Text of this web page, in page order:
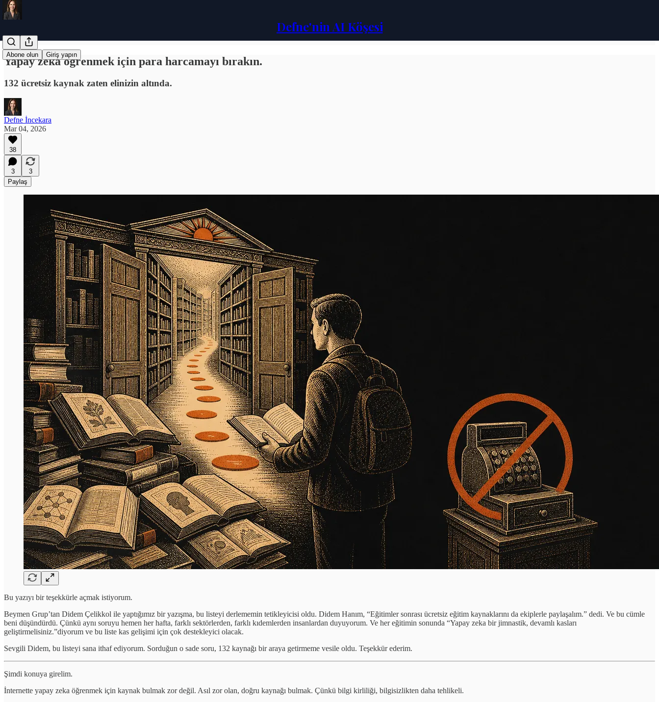
Defne'nin AI Köşesi
Abone olun Giriş yapın
Yapay zeka öğrenmek için para harcamayı bırakın.
132 ücretsiz kaynak zaten elinizin altında.
Defne İncekara
Mar 04, 2026
38
3
3
Paylaş
Bu yazıyı bir teşekkürle açmak istiyorum.
Beymen Grup’tan Didem Çelikkol ile yaptığımız bir yazışma, bu listeyi derlememin tetikleyicisi oldu. Didem Hanım, “Eğitimler sonrası ücretsiz eğitim kaynaklarını da ekiplerle paylaşalım.” dedi. Ve bu cümle
beni düşündürdü. Çünkü aynı soruyu hemen her hafta, farklı sektörlerden, farklı kıdemlerden insanlardan duyuyorum. Ve her eğitimin sonunda “Yapay zeka bir jimnastik, devamlı kasları
geliştirmelisiniz.”diyorum ve bu liste kas gelişimi için çok destekleyici olacak.
Sevgili Didem, bu listeyi sana ithaf ediyorum. Sorduğun o sade soru, 132 kaynağı bir araya getirmeme vesile oldu. Teşekkür ederim.
Şimdi konuya girelim.
İnternette yapay zeka öğrenmek için kaynak bulmak zor değil. Asıl zor olan, doğru kaynağı bulmak. Çünkü bilgi kirliliği, bilgisizlikten daha tehlikeli.